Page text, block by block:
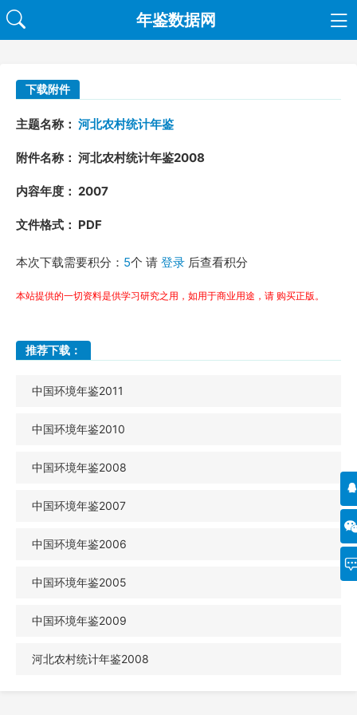
年鉴数据网
下载附件
主题名称： 河北农村统计年鉴
附件名称： 河北农村统计年鉴2008
内容年度： 2007
文件格式： PDF
本次下载需要积分： 5个 请 登录 后查看积分
本站提供的一切资料是供学习研究之用，如用于商业用途，请 购买正版。
推荐下载：
中国环境年鉴2011
中国环境年鉴2010
中国环境年鉴2008
中国环境年鉴2007
中国环境年鉴2006
中国环境年鉴2005
中国环境年鉴2009
河北农村统计年鉴2008